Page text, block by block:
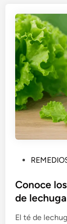
b
l
c
Conoce
de lechuga
El té de